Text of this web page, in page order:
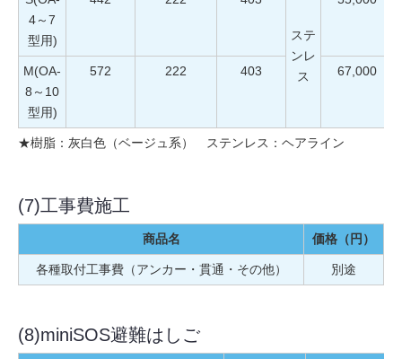
4～7
型用)
ステ
ンレ
ス
M(OA-
8～10
型用)
572 222 403 67,000
★樹脂：灰白色（ベージュ系） ステンレス：ヘアライン
(7)工事費施工
商品名 価格（円）
各種取付工事費（アンカー・貫通・その他） 別途
(8)miniSOS避難はしご